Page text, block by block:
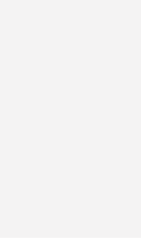
[GK] No More Room in
[GK] Un chatbot Atelier
[GK] Mémoire cash -
[GK] Nvidia : le prix des
[GK] Suikoden Star Leap
[Mo5] La mini borne